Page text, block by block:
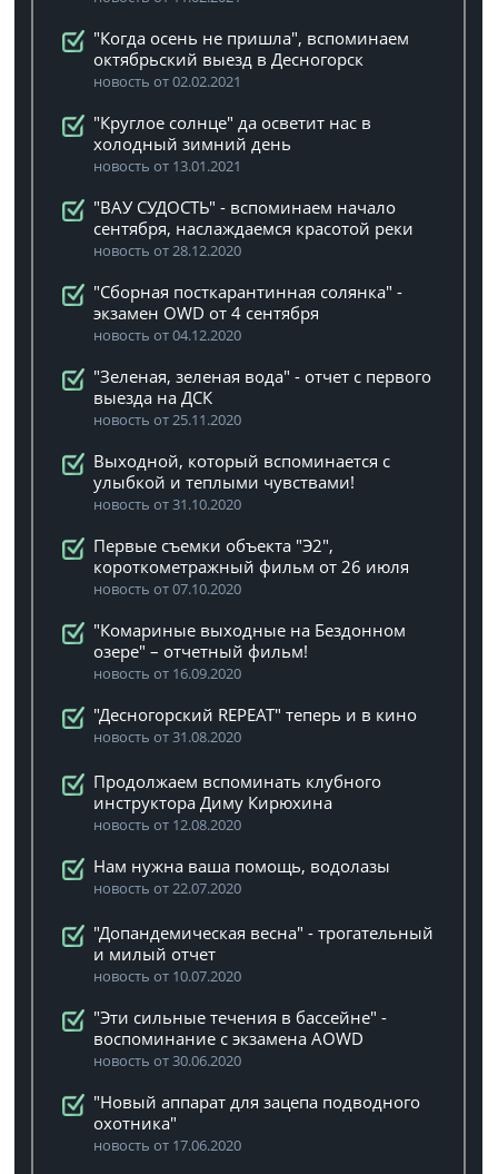
"Когда осень не пришла", вспоминаем
октябрьский выезд в Десногорск
новость от 02.02.2021
"Круглое солнце" да осветит нас в
холодный зимний день
новость от 13.01.2021
"ВАУ СУДОСТЬ" - вспоминаем начало
сентября, наслаждаемся красотой реки
новость от 28.12.2020
"Сборная посткарантинная солянка" -
экзамен OWD от 4 сентября
новость от 04.12.2020
"Зеленая, зеленая вода" - отчет с первого
выезда на ДСК
новость от 25.11.2020
Выходной, который вспоминается с
улыбкой и теплыми чувствами!
новость от 31.10.2020
Первые съемки объекта "Э2",
короткометражный фильм от 26 июля
новость от 07.10.2020
"Комариные выходные на Бездонном
озере" – отчетный фильм!
новость от 16.09.2020
"Десногорский REPEAT" теперь и в кино
новость от 31.08.2020
Продолжаем вспоминать клубного
инструктора Диму Кирюхина
новость от 12.08.2020
Нам нужна ваша помощь, водолазы
новость от 22.07.2020
"Допандемическая весна" - трогательный
и милый отчет
новость от 10.07.2020
"Эти сильные течения в бассейне" -
воспоминание с экзамена AOWD
новость от 30.06.2020
"Новый аппарат для зацепа подводного
охотника"
новость от 17.06.2020